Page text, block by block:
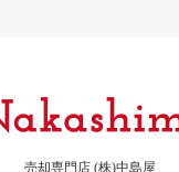
売却専門店 (株)中島屋